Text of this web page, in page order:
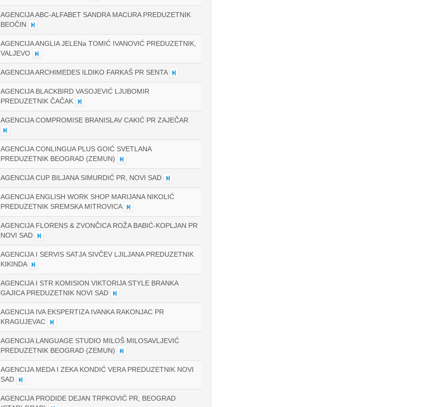
AGENCIJA ABC-ALFABET SANDRA MACURA PREDUZETNIK
BEOČIN
AGENCIJA ANGLIA JELENa TOMIĆ IVANOVIĆ PREDUZETNIK,
VALJEVO
AGENCIJA ARCHIMEDES ILDIKO FARKAŠ PR SENTA
AGENCIJA BLACKBIRD VASOJEVIĆ LJUBOMIR
PREDUZETNIK ČAČAK
AGENCIJA COMPROMISE BRANISLAV CAKIĆ PR ZAJEČAR
AGENCIJA CONLINGUA PLUS GOIĆ SVETLANA
PREDUZETNIK BEOGRAD (ZEMUN)
AGENCIJA CUP BILJANA SIMURDIĆ PR, NOVI SAD
AGENCIJA ENGLISH WORK SHOP MARIJANA NIKOLIĆ
PREDUZETNIK SREMSKA MITROVICA
AGENCIJA FLORENS & ZVONČICA ROŽA BABIĆ-KOPLJAN PR
NOVI SAD
AGENCIJA I SERVIS SATJA SIVČEV LJILJANA PREDUZETNIK
KIKINDA
AGENCIJA I STR KOMISION VIKTORIJA STYLE BRANKA
GAJICA PREDUZETNIK NOVI SAD
AGENCIJA IVA EKSPERTIZA IVANKA RAKONJAC PR
KRAGUJEVAC
AGENCIJA LANGUAGE STUDIO MILOŠ MILOSAVLJEVIĆ
PREDUZETNIK BEOGRAD (ZEMUN)
AGENCIJA MEDA I ZEKA KONDIĆ VERA PREDUZETNIK NOVI
SAD
AGENCIJA PRODIDE DEJAN TRPKOVIĆ PR, BEOGRAD